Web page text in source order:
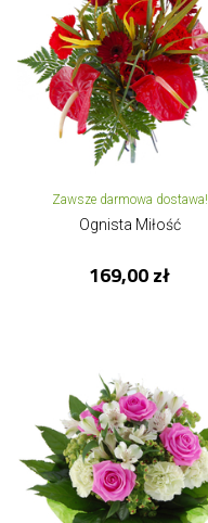
Zawsze darmowa dostawa!
Ognista Miłość
169,00 zł